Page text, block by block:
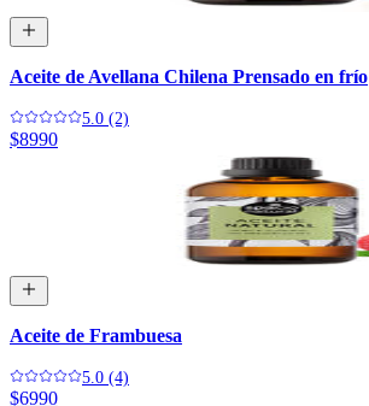
Aceite de Avellana Chilena Prensado en frío
5.0 (2)
$8990
Aceite de Frambuesa
5.0 (4)
$6990